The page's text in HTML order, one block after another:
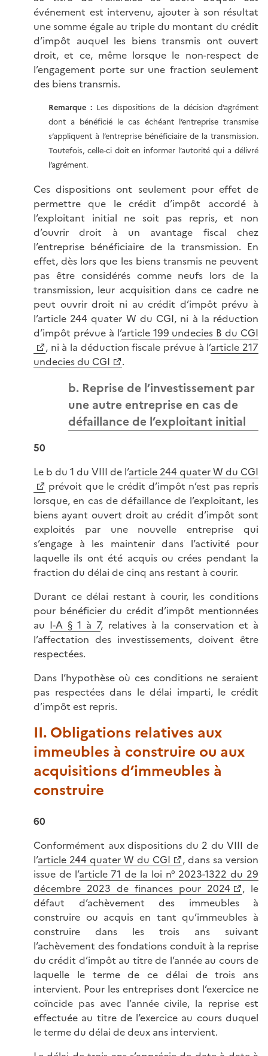
événement est intervenu, ajouter à son résultat
une somme égale au triple du montant du crédit
d’impôt auquel les biens transmis ont ouvert
droit, et ce, même lorsque le non-respect de
l’engagement porte sur une fraction seulement
des biens transmis.
Remarque :Les dispositions de la décision d’agrément
dont a bénéficié le cas échéant l’entreprise transmise
s’appliquent à l’entreprise bénéficiaire de la transmission.
Toutefois, celle-ci doit en informer l’autorité qui a délivré
l’agrément.
Ces dispositions ont seulement pour effet de
permettre que le crédit d’impôt accordé à
l’exploitant initial ne soit pas repris, et non
d’ouvrir droit à un avantage fiscal chez
l’entreprise bénéficiaire de la transmission. En
effet, dès lors que les biens transmis ne peuvent
pas être considérés comme neufs lors de la
transmission, leur acquisition dans ce cadre ne
peut ouvrir droit ni au crédit d’impôt prévu à
l’article 244 quater W du CGI, ni à la réduction
d’impôt prévue à l’article 199 undecies B du CGI
, ni à la déduction fiscale prévue à l’article 217
undecies du CGI
.
b. Reprise de l’investissement par
une autre entreprise en cas de
défaillance de l’exploitant initial
50
Le b du 1 du VIII de l’article 244 quater W du CGI
prévoit que le crédit d’impôt n’est pas repris
lorsque, en cas de défaillance de l’exploitant, les
biens ayant ouvert droit au crédit d’impôt sont
exploités par une nouvelle entreprise qui
s’engage à les maintenir dans l’activité pour
laquelle ils ont été acquis ou crées pendant la
fraction du délai de cinq ans restant à courir.
Durant ce délai restant à courir, les conditions
pour bénéficier du crédit d’impôt mentionnées
au I-A § 1 à 7, relatives à la conservation et à
l’affectation des investissements, doivent être
respectées.
Dans l’hypothèse où ces conditions ne seraient
pas respectées dans le délai imparti, le crédit
d’impôt est repris.
II. Obligations relatives aux
immeubles à construire ou aux
acquisitions d’immeubles à
construire
60
Conformément aux dispositions du 2 du VIII de
l’article 244 quater W du CGI
, dans sa version
issue de l’article 71 de la loi n° 2023-1322 du 29
décembre 2023 de finances pour 2024
, le
défaut d’achèvement des immeubles à
construire ou acquis en tant qu’immeubles à
construire dans les trois ans suivant
l’achèvement des fondations conduit à la reprise
du crédit d’impôt au titre de l’année au cours de
laquelle le terme de ce délai de trois ans
intervient. Pour les entreprises dont l’exercice ne
coïncide pas avec l’année civile, la reprise est
effectuée au titre de l’exercice au cours duquel
le terme du délai de deux ans intervient.